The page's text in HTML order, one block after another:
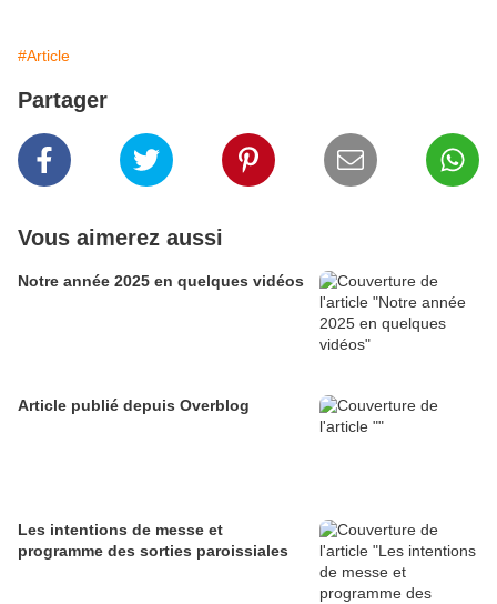
#Article
Partager
Vous aimerez aussi
Notre année 2025 en quelques vidéos
Article publié depuis Overblog
Les intentions de messe et
programme des sorties paroissiales